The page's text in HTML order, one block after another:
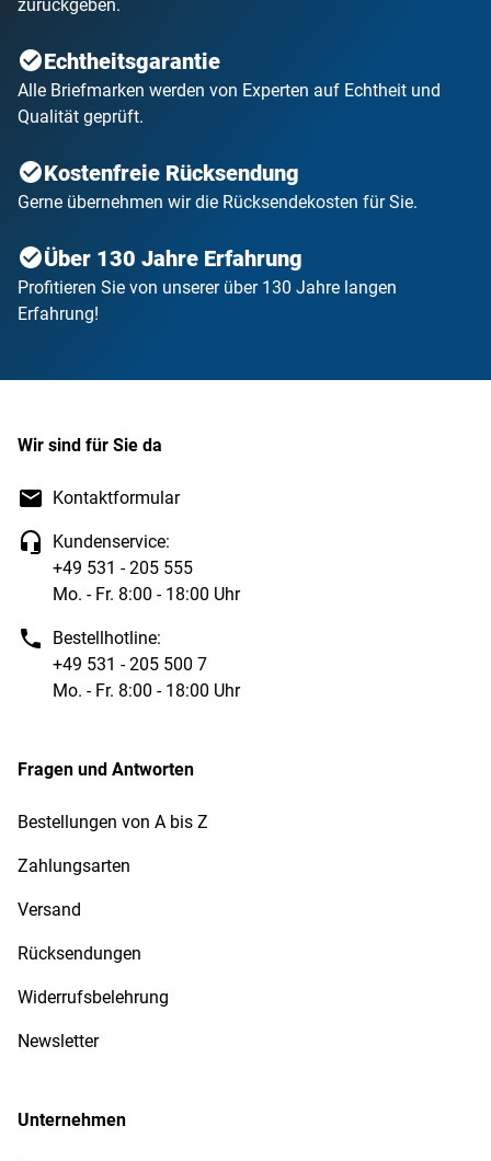
zurückgeben.
Echtheitsgarantie
Alle Briefmarken werden von Experten auf Echtheit und
Qualität geprüft.
Kostenfreie Rücksendung
Gerne übernehmen wir die Rücksendekosten für Sie.
Über 130 Jahre Erfahrung
Profitieren Sie von unserer über 130 Jahre langen
Erfahrung!
Wir sind für Sie da
Kontaktformular
Kundenservice:
+49 531 - 205 555
Mo. - Fr. 8:00 - 18:00 Uhr
Bestellhotline:
+49 531 - 205 500 7
Mo. - Fr. 8:00 - 18:00 Uhr
Fragen und Antworten
Bestellungen von A bis Z
Zahlungsarten
Versand
Rücksendungen
Widerrufsbelehrung
Newsletter
Unternehmen